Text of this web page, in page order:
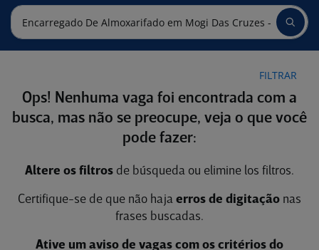
FILTRAR
Ops! Nenhuma vaga foi encontrada com a
busca, mas não se preocupe, veja o que você
pode fazer:
Altere os filtros de búsqueda ou elimine los filtros.
Certifique-se de que não haja erros de digitação nas
frases buscadas.
Ative um aviso de vagas com os critérios do